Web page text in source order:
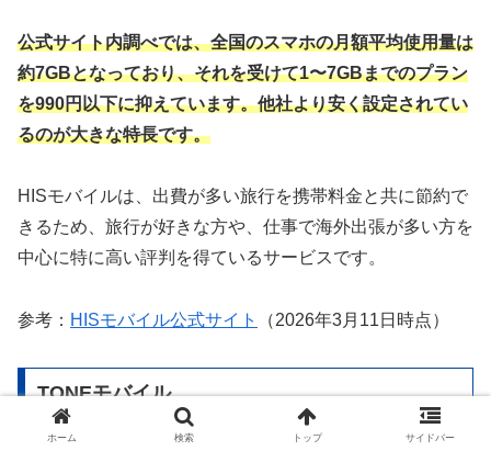
公式サイト内調べでは、全国のスマホの月額平均使用量は
約7GBとなっており、それを受けて1〜7GBまでのプラン
を990円以下に抑えています。他社より安く設定されてい
るのが大きな特長です。
HISモバイルは、出費が多い旅行を携帯料金と共に節約で
きるため、旅行が好きな方や、仕事で海外出張が多い方を
中心に特に高い評判を得ているサービスです。
参考： HISモバイル公式サイト （2026年3月11日時点）
TONEモバイル
ホーム 検索 トップ サイドバー